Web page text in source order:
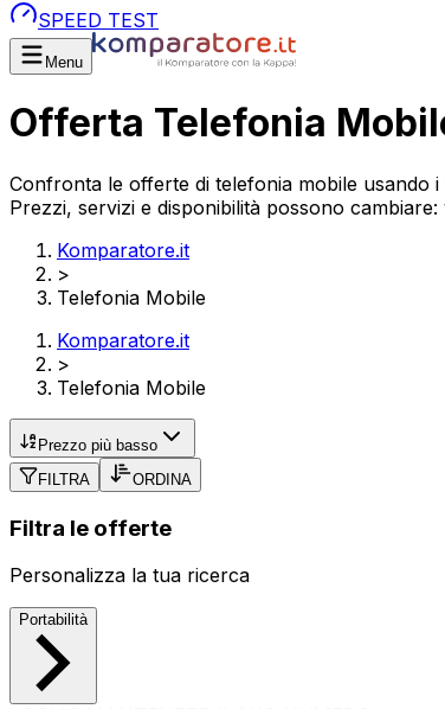
SPEED TEST
Menu
Offerta Telefonia
Confronta le offerte di telefonia mobile usando
Prezzi, servizi e disponibilità possono
Komparatore.it
>
Telefonia Mobile
Komparatore.it
>
Telefonia Mobile
Prezzo più basso
FILTRA
ORDINA
Filtra le offerte
Personalizza la tua ricerca
Portabilità